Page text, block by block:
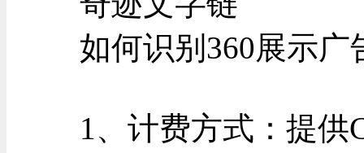
如何识别360展示广
1、计费方式：提供